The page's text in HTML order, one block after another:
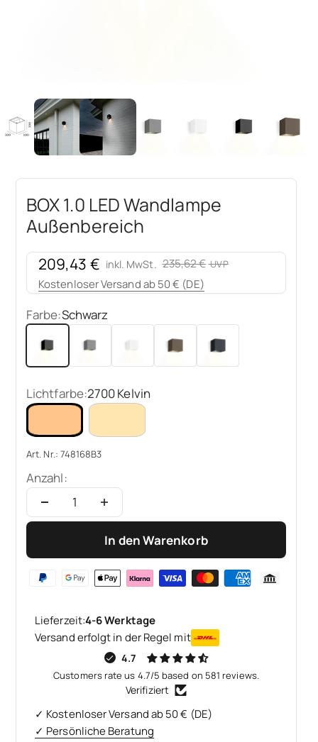
BOX 1.0 LED Wandlampe
Außenbereich
Angebot
209,43 € Regulärer Preis
235,62 €
inkl. MwSt.
Kostenloser Versand ab 50 € (DE)
Farbe:Schwarz
Bronze Anthrazit
Lichtfarbe:2700 Kelvin
Art. Nr.: 748168B3
Anzahl:
In den Warenkorb
Lieferzeit:4-6 Werktage
Versand erfolgt in der Regel mit
4.7
Customers rate us 4.7/5 based on 581 reviews.
Verifiziert
✓ Kostenloser Versand ab 50 € (DE)
✓ Persönliche Beratung